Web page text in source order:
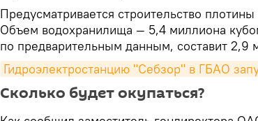
Предусматривается строительство
Объем водохранилища — 5,4 миллиона
по предварительным данным, составит 2,9
Гидроэлектростанцию "Себзор" в ГБАО
Сколько будет окупаться?